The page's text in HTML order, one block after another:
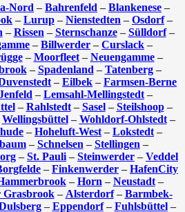
Nord – Bahrenfeld – Blankenese –
– Lurup – Nienstedten – Osdorf–
– Rissen – Sternschanze– Sülldorf–
– Billwerder – Curslack –
– Moorfleet– Neuengamme–
– Spadenland – Tatenberg–
– Eilbek – Farmsen-Berne
– Lemsahl-Mellingstedt –
– Rahlstedt– Sasel– Steilshoop–
Wellingsbüttel– Wohldorf-Ohlstedt–
– Hoheluft-West – Lokstedt –
– Schnelsen – Stellingen –
– St. Pauli – Steinwerder – Veddel
– Finkenwerder – HafenCity
– Horn – Neustadt–
Grasbrook– Alsterdorf– Barmbek-
– Eppendorf– Fuhlsbüttel–